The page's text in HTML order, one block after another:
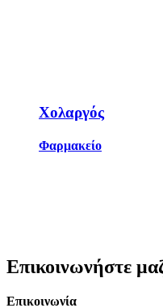
Χολαργός
Φαρμακείο
Επικοινωνήστε
Επικοινωνία